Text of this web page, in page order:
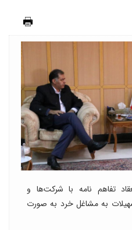
تفاهم نامه با شرکت‌ها و
به مشاغل خرد به صورت